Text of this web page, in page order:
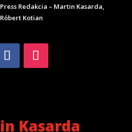
Redakcia – Martin Kasarda,
Róbert Kotian
Kasarda